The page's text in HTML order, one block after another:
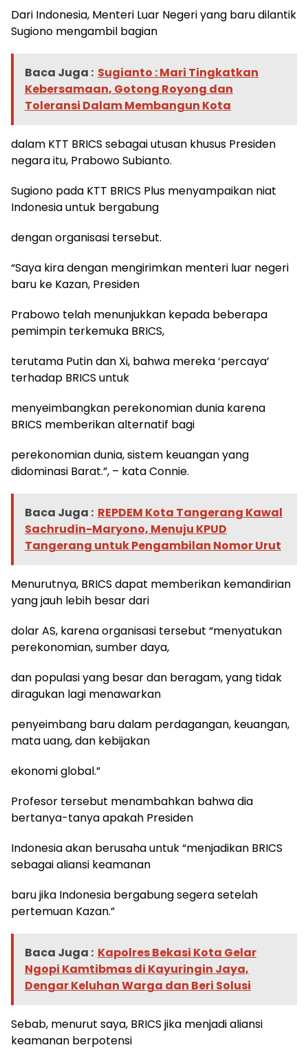
Dari Indonesia, Menteri Luar Negeri yang baru dilantik
Sugiono mengambil bagian
Baca Juga : Sugianto : Mari Tingkatkan
Kebersamaan, Gotong Royong dan
Toleransi Dalam Membangun Kota
dalam KTT BRICS sebagai utusan khusus Presiden
negara itu, Prabowo Subianto.
Sugiono pada KTT BRICS Plus menyampaikan niat
Indonesia untuk bergabung
dengan organisasi tersebut.
“Saya kira dengan mengirimkan menteri luar negeri
baru ke Kazan, Presiden
Prabowo telah menunjukkan kepada beberapa
pemimpin terkemuka BRICS,
terutama Putin dan Xi, bahwa mereka ‘percaya’
terhadap BRICS untuk
menyeimbangkan perekonomian dunia karena
BRICS memberikan alternatif bagi
perekonomian dunia, sistem keuangan yang
didominasi Barat.”, – kata Connie.
Baca Juga : REPDEM Kota Tangerang Kawal
Sachrudin-Maryono, Menuju KPUD
Tangerang untuk Pengambilan Nomor Urut
Menurutnya, BRICS dapat memberikan kemandirian
yang jauh lebih besar dari
dolar AS, karena organisasi tersebut “menyatukan
perekonomian, sumber daya,
dan populasi yang besar dan beragam, yang tidak
diragukan lagi menawarkan
penyeimbang baru dalam perdagangan, keuangan,
mata uang, dan kebijakan
ekonomi global.”
Profesor tersebut menambahkan bahwa dia
bertanya-tanya apakah Presiden
Indonesia akan berusaha untuk “menjadikan BRICS
sebagai aliansi keamanan
baru jika Indonesia bergabung segera setelah
pertemuan Kazan.”
Baca Juga : Kapolres Bekasi Kota Gelar
Ngopi Kamtibmas di Kayuringin Jaya,
Dengar Keluhan Warga dan Beri Solusi
Sebab, menurut saya, BRICS jika menjadi aliansi
keamanan berpotensi